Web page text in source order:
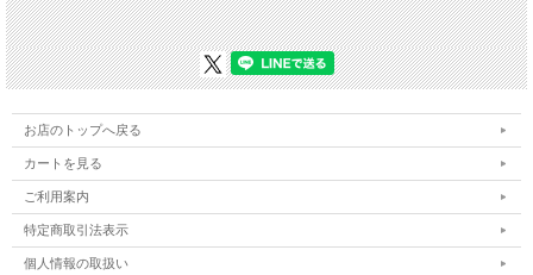
エコ遮熱コーティングタフタ
（ポリエステル１００％）
お店のトップへ戻る
カートを見る
ご利用案内
特定商取引法表示
個人情報の取扱い